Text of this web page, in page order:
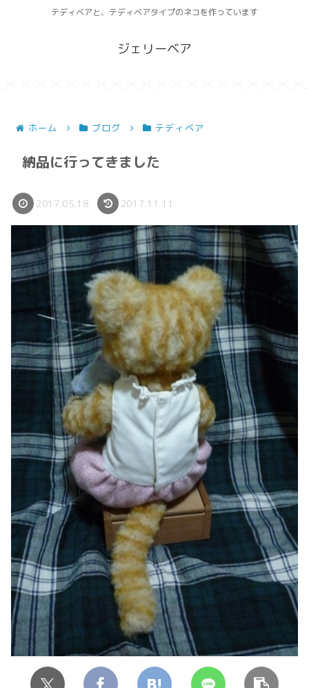
テディベアと、テディベアタイプのネコを作っています
ジェリーベア
ホーム ブログ テディベア
納品に行ってきました
2017.05.18 2017.11.11